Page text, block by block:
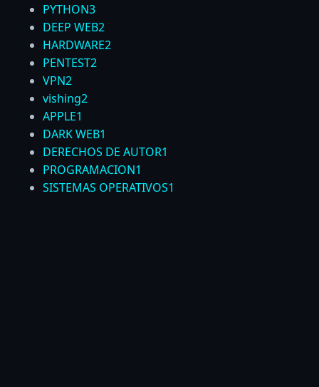
PYTHON3
DEEP WEB2
HARDWARE2
PENTEST2
VPN2
vishing2
APPLE1
DARK WEB1
DERECHOS DE AUTOR1
PROGRAMACION1
SISTEMAS OPERATIVOS1